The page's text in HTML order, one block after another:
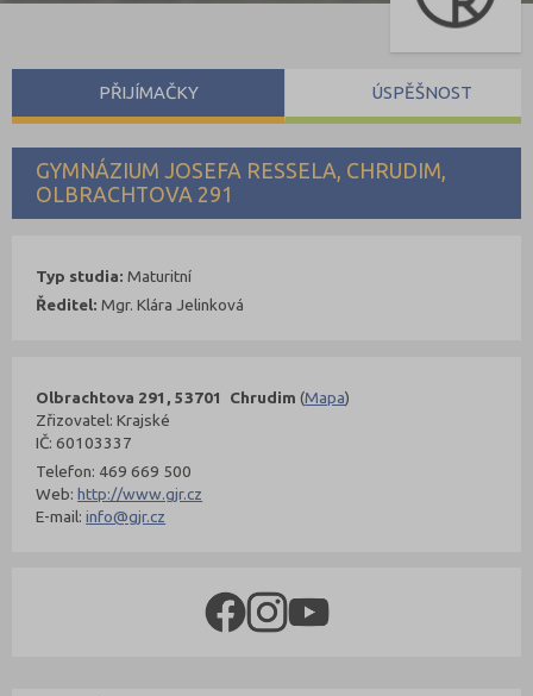
GYMNÁZIUM JOSEFA RESSELA, CHRUDIM,
OLBRACHTOVA 291
Olbrachtova 291, 53701 Chrudim (Mapa)
Zřizovatel: Krajské
IČ: 60103337
Telefon: 469 669 500
Web:http://www.gjr.cz
E-mail:info@gjr.cz
Typ studia: Maturitní
Ředitel: Mgr. Klára Jelinková
PŘIJÍMAČKY ÚSPĚŠNOST